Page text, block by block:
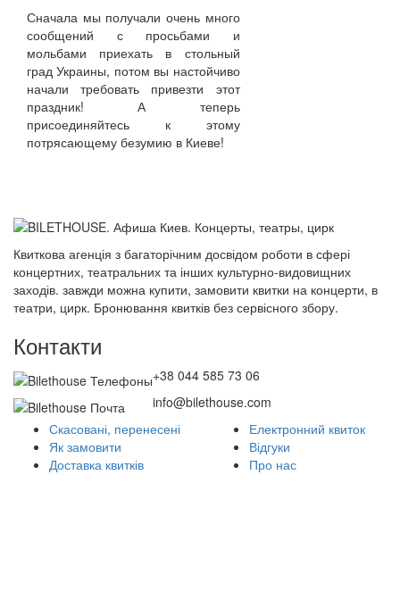
Сначала мы получали очень много
сообщений с просьбами и
мольбами приехать в стольный
град Украины, потом вы настойчиво
начали требовать привезти этот
праздник! А теперь
присоединяйтесь к этому
потрясающему безумию в Киеве!
Квиткова агенція з багаторічним досвідом роботи в сфері
концертних, театральних та інших культурно-видовищних
заходів. завжди можна купити, замовити квитки на концерти, в
театри, цирк. Бронювання квитків без сервісного збору.
Контакти
+38 044 585 73 06
info@bilethouse.com
Скасовані, перенесені
Як замовити
Доставка квитків
Електронний квиток
Відгуки
Про нас